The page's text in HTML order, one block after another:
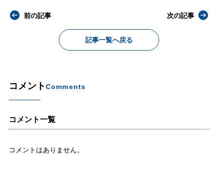
前の記事
記事一覧へ戻る
次の記事
コメントComments
コメント一覧
コメントはありません。